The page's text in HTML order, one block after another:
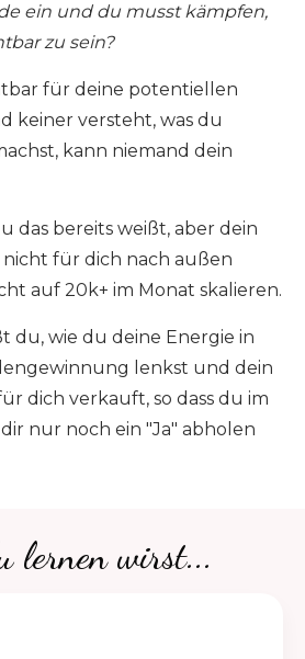
ein und du musst kämpfen,
zu sein?
für deine potentiellen
keiner versteht, was du
kann niemand dein
das bereits weißt, aber dein
nicht für dich nach außen
auf 20k+ im Monat skalieren.
du, wie du deine Energie in
lenkst und dein
dich verkauft, so dass du im
nur noch ein "Ja" abholen
lernen wirst...